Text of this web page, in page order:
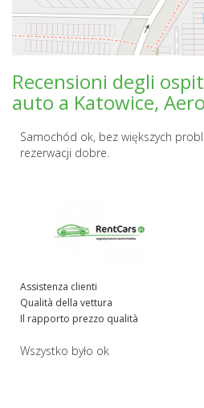
Recensioni degli
auto a Katowice,
Samochód ok, bez większych
rezerwacji dobre.
Assistenza clienti
Qualità della vettura
Il rapporto prezzo qualità
Wszystko było ok